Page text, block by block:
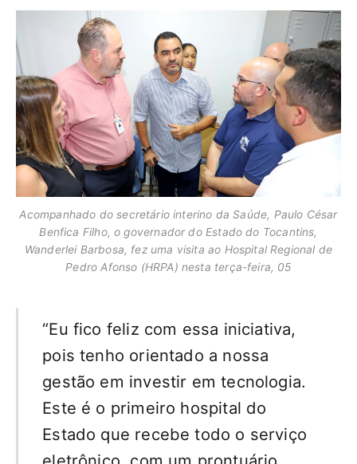
Acompanhado do secretário interino da Saúde, Paulo César
Benfica Filho, o governador do Estado do Tocantins,
Wanderlei Barbosa, fez uma visita ao Hospital Regional de
Pedro Afonso (HRPA) nesta terça-feira, 05
“Eu fico feliz com essa iniciativa,
pois tenho orientado a nossa
gestão em investir em tecnologia.
Este é o primeiro hospital do
Estado que recebe todo o serviço